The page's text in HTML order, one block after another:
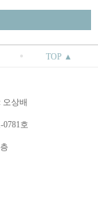
TOP ▲
오상배
호